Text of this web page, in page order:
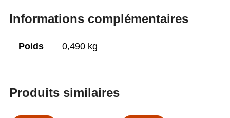
Informations complémentaires
Poids 0,490 kg
Produits similaires